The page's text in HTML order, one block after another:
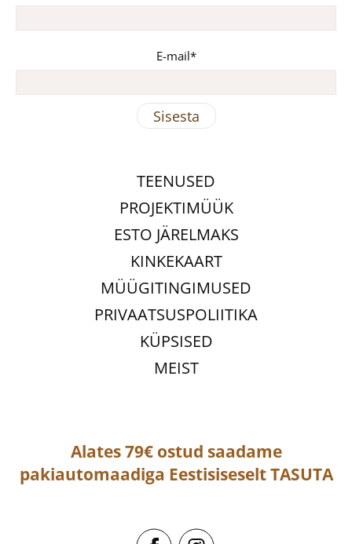
E-mail
TEENUSED
PROJEKTIMÜÜK
ESTO JÄRELMAKS
KINKEKAART
MÜÜGITINGIMUSED
PRIVAATSUSPOLIITIKA
KÜPSISED
MEIST
Alates 79€ ostud saadame
pakiautomaadiga EestisiseseltTASUTA